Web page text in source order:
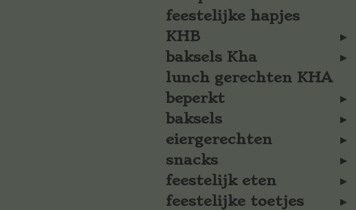
feestelijke hapjes
KHB
baksels Kha
lunch gerechten KHA
beperkt
baksels
eiergerechten
snacks
feestelijk eten
feestelijke toetjes